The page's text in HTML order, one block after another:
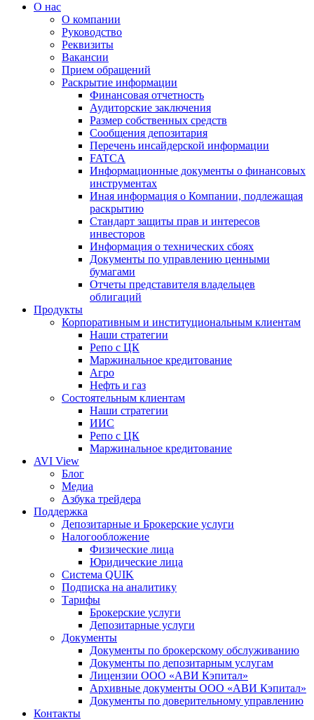
О нас
О компании
Руководство
Реквизиты
Вакансии
Прием обращений
Раскрытие информации
Финансовая отчетность
Аудиторские заключения
Размер собственных средств
Сообщения депозитария
Перечень инсайдерской информации
FATCA
Информационные документы о финансовых
инструментах
Иная информация о Компании, подлежащая
раскрытию
Стандарт защиты прав и интересов
инвесторов
Информация о технических сбоях
Документы по управлению ценными
бумагами
Отчеты представителя владельцев
облигаций
Продукты
Корпоративным и институциональным клиентам
Наши стратегии
Репо с ЦК
Маржинальное кредитование
Агро
Нефть и газ
Состоятельным клиентам
Наши стратегии
ИИС
Репо с ЦК
Маржинальное кредитование
AVI View
Блог
Медиа
Азбука трейдера
Поддержка
Депозитарные и Брокерские услуги
Налогообложение
Физические лица
Юридические лица
Система QUIK
Подписка на аналитику
Тарифы
Брокерские услуги
Депозитарные услуги
Документы
Документы по брокерскому обслуживанию
Документы по депозитарным услугам
Лицензии ООО «АВИ Кэпитал»
Архивные документы ООО «АВИ Кэпитал»
Документы по доверительному управлению
Контакты